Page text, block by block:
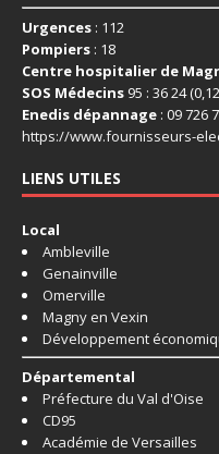
Urgences : 112
Pompiers : 18
Centre hospitalier de
SOS Médecins 95 : 36 24
Enedis dépannage : 09 726
https://www.fournisseurs-
LIENS UTILES
Local
Ambleville
Genainville
Omerville
Magny en Vexin
Développement
Départemental
Préfecture du Val d'Oise
CD95
Académie de Versailles